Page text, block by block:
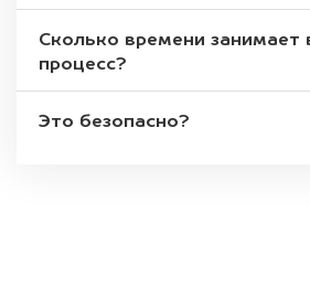
Сколько времени занимает
процесс?
Это безопасно?